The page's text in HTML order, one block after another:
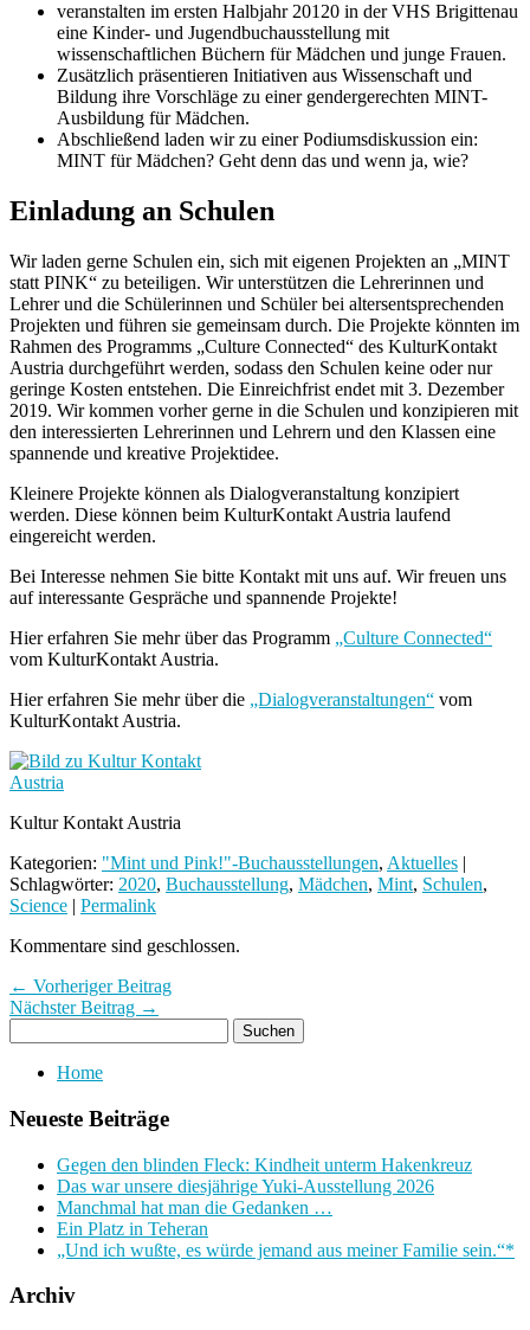
veranstalten im ersten Halbjahr 20120 in der VHS Brigittenau
eine Kinder- und Jugendbuchausstellung mit
wissenschaftlichen Büchern für Mädchen und junge Frauen.
Zusätzlich präsentieren Initiativen aus Wissenschaft und
Bildung ihre Vorschläge zu einer gendergerechten MINT-
Ausbildung für Mädchen.
Abschließend laden wir zu einer Podiumsdiskussion ein:
MINT für Mädchen? Geht denn das und wenn ja, wie?
Einladung an Schulen
Wir laden gerne Schulen ein, sich mit eigenen Projekten an „MINT
statt PINK“ zu beteiligen. Wir unterstützen die Lehrerinnen und
Lehrer und die Schülerinnen und Schüler bei altersentsprechenden
Projekten und führen sie gemeinsam durch. Die Projekte könnten im
Rahmen des Programms „Culture Connected“ des KulturKontakt
Austria durchgeführt werden, sodass den Schulen keine oder nur
geringe Kosten entstehen. Die Einreichfrist endet mit 3. Dezember
2019. Wir kommen vorher gerne in die Schulen und konzipieren mit
den interessierten Lehrerinnen und Lehrern und den Klassen eine
spannende und kreative Projektidee.
Kleinere Projekte können als Dialogveranstaltung konzipiert
werden. Diese können beim KulturKontakt Austria laufend
eingereicht werden.
Bei Interesse nehmen Sie bitte Kontakt mit uns auf. Wir freuen uns
auf interessante Gespräche und spannende Projekte!
Hier erfahren Sie mehr über das Programm „Culture Connected“
vom KulturKontakt Austria.
Hier erfahren Sie mehr über die „Dialogveranstaltungen“ vom
KulturKontakt Austria.
Kultur Kontakt Austria
Kategorien: "Mint und Pink!"-Buchausstellungen, Aktuelles |
Schlagwörter: 2020, Buchausstellung, Mädchen, Mint, Schulen,
Science | Permalink
Kommentare sind geschlossen.
← Vorheriger Beitrag
Nächster Beitrag →
Home
Neueste Beiträge
Gegen den blinden Fleck: Kindheit unterm Hakenkreuz
Das war unsere diesjährige Yuki-Ausstellung 2026
Manchmal hat man die Gedanken …
Ein Platz in Teheran
„Und ich wußte, es würde jemand aus meiner Familie sein.“*
Archiv